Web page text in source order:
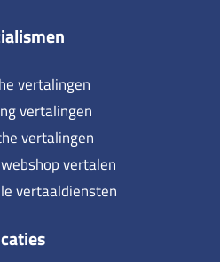
vertalingen
vertalingen
vertalingen
vertalen
vertaaldiensten